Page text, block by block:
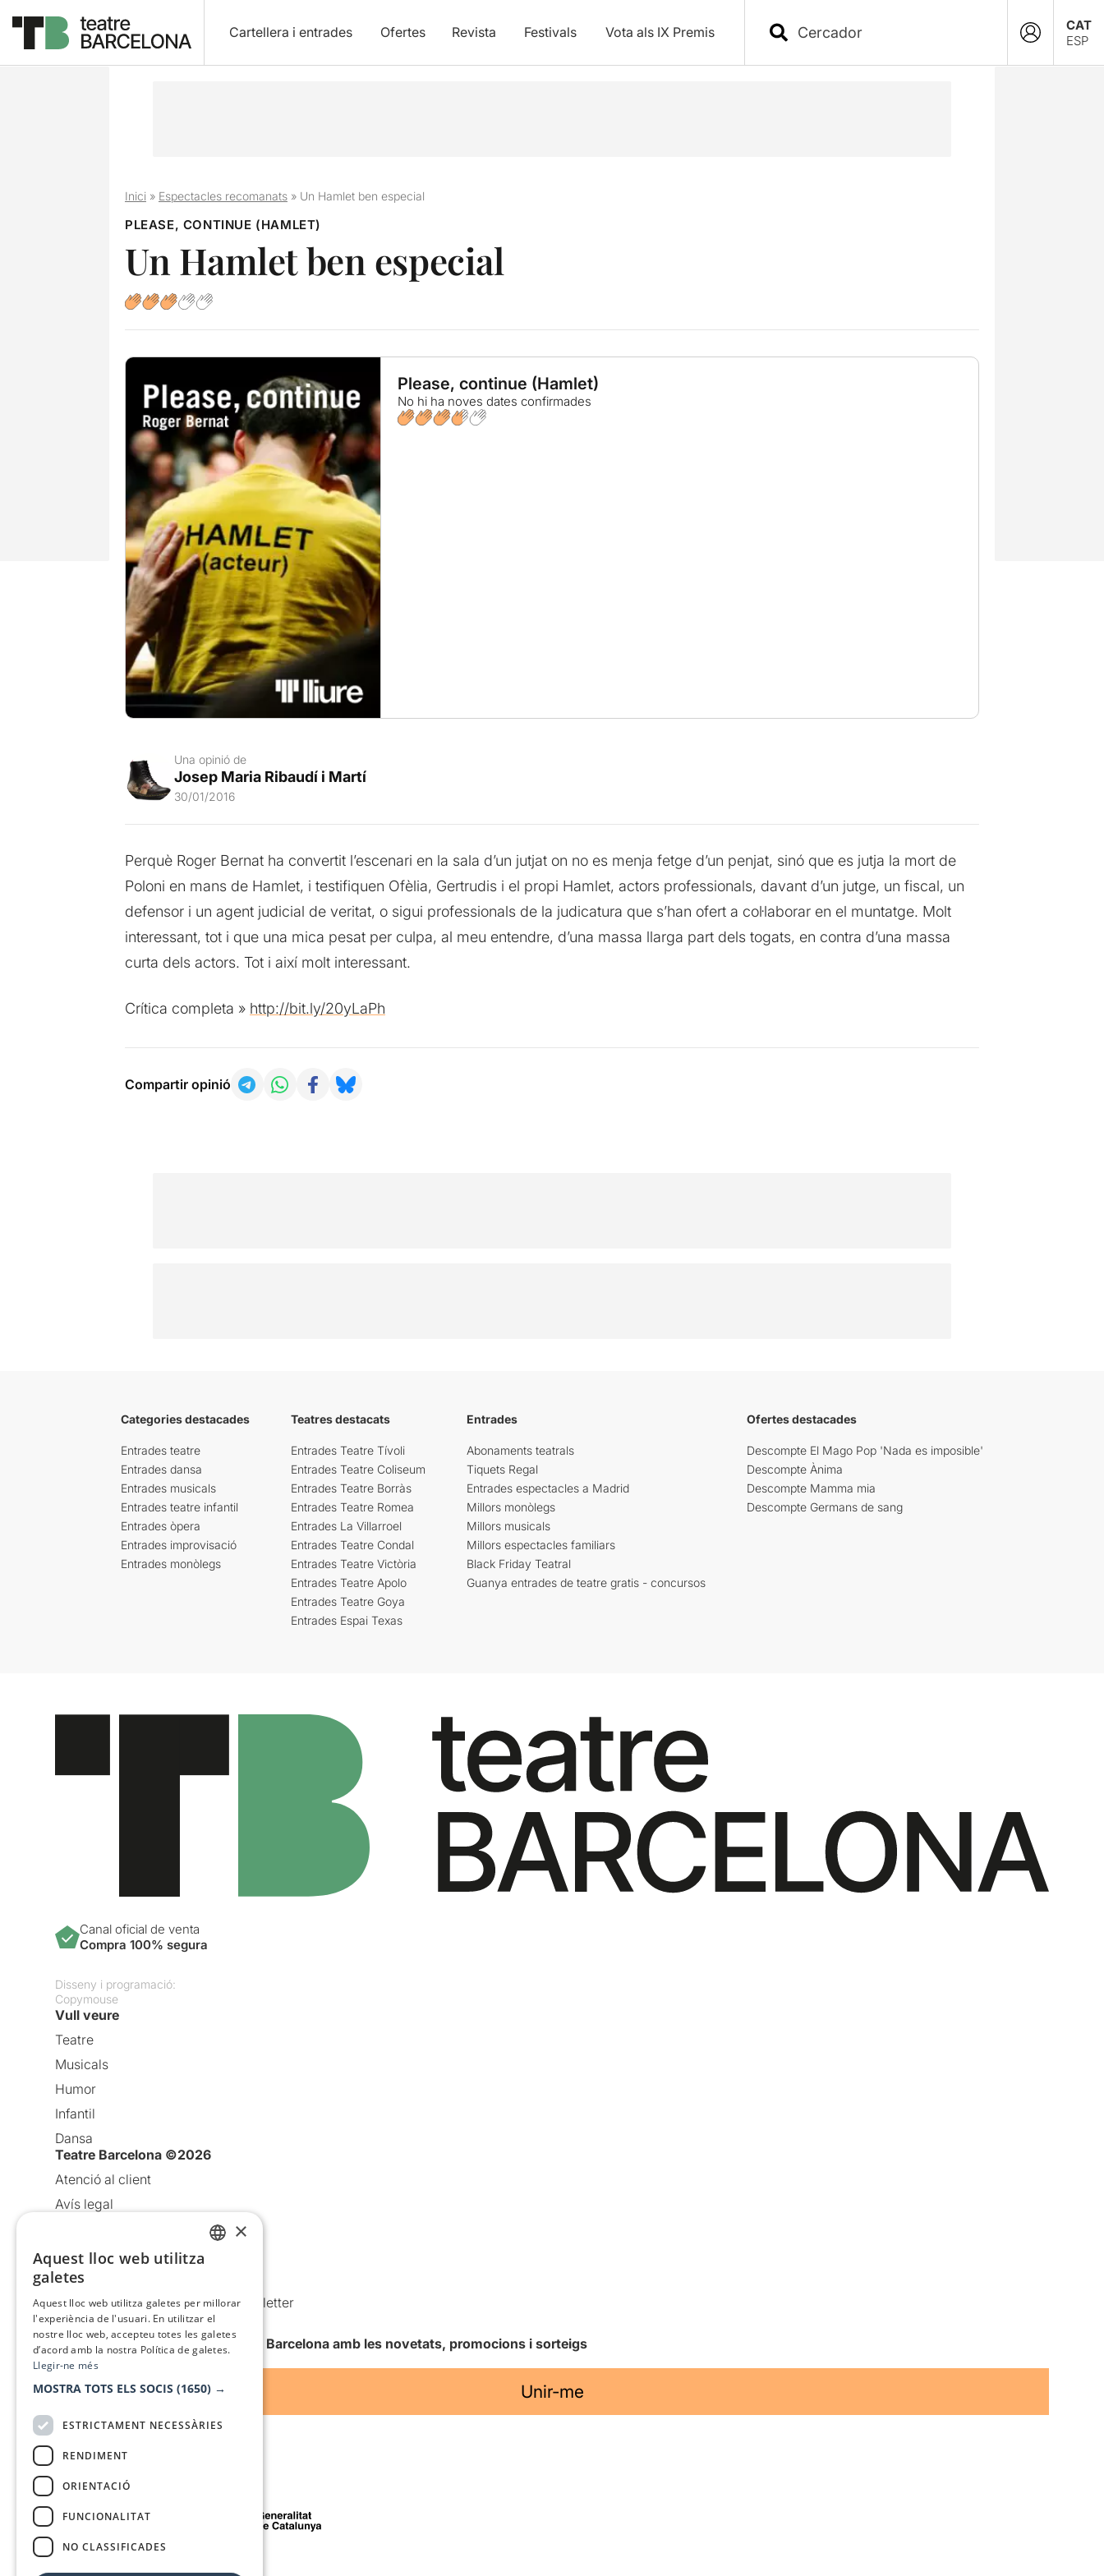
Cartellera i entrades Ofertes Revista Festivals Vota als IX Premis
CAT
ESP
Inici» Espectacles recomanats» Un Hamlet ben especial
PLEASE, CONTINUE (HAMLET)
Un Hamlet ben especial
Please, continue (Hamlet)
No hi ha noves dates confirmades
Una opinió de
Josep Maria Ribaudí i Martí
30/01/2016
Perquè Roger Bernat ha convertit l’escenari en la sala d’un jutjat on no es menja fetge d’un penjat, sinó que es jutja la mort de
Poloni en mans de Hamlet, i testifiquen Ofèlia, Gertrudis i el propi Hamlet, actors professionals, davant d’un jutge, un fiscal, un
defensor i un agent judicial de veritat, o sigui professionals de la judicatura que s’han ofert a col·laborar en el muntatge. Molt
interessant, tot i que una mica pesat per culpa, al meu entendre, d’una massa llarga part dels togats, en contra d’una massa
curta dels actors. Tot i així molt interessant.
Crítica completa » http://bit.ly/20yLaPh
Compartir opinió
Categories destacades
Entrades teatre
Entrades dansa
Entrades musicals
Entrades teatre infantil
Entrades òpera
Entrades improvisació
Entrades monòlegs
Teatres destacats
Entrades Teatre Tívoli
Entrades Teatre Coliseum
Entrades Teatre Borràs
Entrades Teatre Romea
Entrades La Villarroel
Entrades Teatre Condal
Entrades Teatre Victòria
Entrades Teatre Apolo
Entrades Teatre Goya
Entrades Espai Texas
Entrades
Abonaments teatrals
Tiquets Regal
Entrades espectacles a Madrid
Millors monòlegs
Millors musicals
Millors espectacles familiars
Black Friday Teatral
Guanya entrades de teatre gratis - concursos
Ofertes destacades
Descompte El Mago Pop 'Nada es imposible'
Descompte Ànima
Descompte Mamma mia
Descompte Germans de sang
Canal oficial de venta
Compra 100% segura
Disseny i programació:
Copymouse
Vull veure
Teatre
Musicals
Humor
Infantil
Dansa
Teatre Barcelona ©2026
Atenció al client
Avís legal
Política de cookies
Condicions d’ús
Comunicacions comercials i Newsletter
Anuncia’t
Vull rebre la newsletter de Teatre Barcelona amb les novetats, promocions i sorteigs
Unir-me
Amb el suport de
×
Aquest lloc web utilitza
galetes
Aquest lloc web utilitza galetes per millorar
l'experiència de l'usuari. En utilitzar el
nostre lloc web, accepteu totes les galetes
d’acord amb la nostra Política de galetes.
Llegir-ne més
MOSTRA TOTS ELS SOCIS (1650) →
ESTRICTAMENT NECESSÀRIES
RENDIMENT
ORIENTACIÓ
FUNCIONALITAT
NO CLASSIFICADES